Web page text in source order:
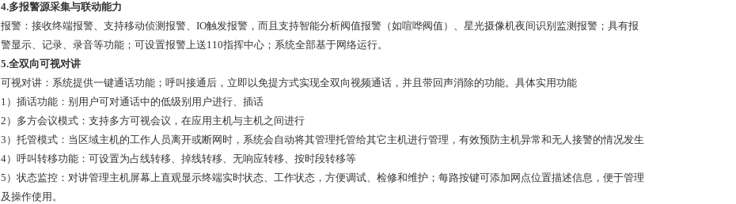
4.多报警源采集与联动能力
报警：接收终端报警、支持移动侦测报警、IO触发报警，而且支持智能分析阀值报警（如喧哗阀值）、星光摄像机夜间识别监测报警；具有报
警显示、记录、录音等功能；可设置报警上送110指挥中心；系统全部基于网络运行。
5.全双向可视对讲
可视对讲：系统提供一键通话功能；呼叫接通后，立即以免提方式实现全双向视频通话，并且带回声消除的功能。具体实用功能
1）插话功能：别用户可对通话中的低级别用户进行、插话
2）多方会议模式：支持多方可视会议，在应用主机与主机之间进行
3）托管模式：当区域主机的工作人员离开或断网时，系统会自动将其管理托管给其它主机进行管理，有效预防主机异常和无人接警的情况发生
4）呼叫转移功能：可设置为占线转移、掉线转移、无响应转移、按时段转移等
5）状态监控：对讲管理主机屏幕上直观显示终端实时状态、工作状态，方便调试、检修和维护；每路按键可添加网点位置描述信息，便于管理
及操作使用。